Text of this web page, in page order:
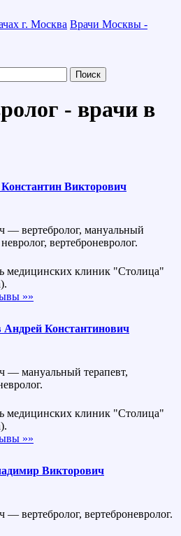
Врачи Москвы -
- врачи в
Викторович
— вертебролог, мануальный
вертеброневролог.
медицинских клиник "Столица"
»»
Андрей Константинович
— мануальный терапевт,
медицинских клиник "Столица"
»»
Викторович
— вертебролог, вертеброневролог.